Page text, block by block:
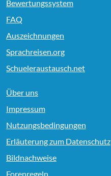
Bewertungssystem
FAQ
Auszeichnungen
Sprachreisen.org
Schueleraustausch.net
Über uns
Impressum
Nutzungsbedingungen
Erläuterung zum Datenschutz
Bildnachweise
Forenregeln